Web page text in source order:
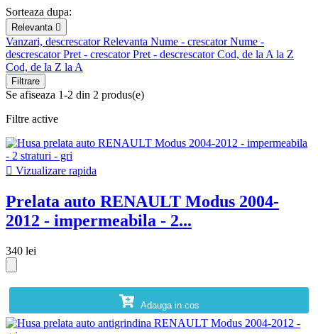
Sorteaza dupa:
Relevanta 
Vanzari, descrescatorRelevanta Nume - crescatorNume -
descrescatorPret - crescatorPret - descrescatorCod, de la A la Z
Cod, de la Z la A
Filtrare
Se afiseaza 1-2 din 2 produs(e)
Filtre active
 Vizualizare rapida
Prelata auto RENAULT Modus 2004-
2012 - impermeabila - 2...
340 lei
Adauga in cos